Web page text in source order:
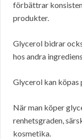
förbättrar
produkter.
Glycerol bidrar
hos andra
Glycerol kan köpas
När man köper
renhetsgraden,
kosmetika.